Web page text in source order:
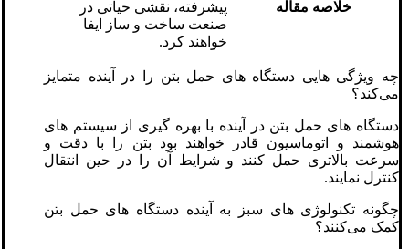
خلاصه مقاله
پیشرفته، نقشی حیاتی در
صنعت ساخت‌ و ساز ایفا
خواهند کرد.
چه ویژگی‌ هایی دستگاه‌ های حمل بتن را در آینده متمایز
می‌کند؟
دستگاه‌ های حمل بتن در آینده با بهره‌ گیری از سیستم‌ های
هوشمند و اتوماسیون قادر خواهند بود بتن را با دقت و
سرعت بالاتری حمل کنند و شرایط آن را در حین انتقال
کنترل نمایند.
چگونه تکنولوژی‌ های سبز به آینده دستگاه‌ های حمل بتن
کمک می‌کنند؟